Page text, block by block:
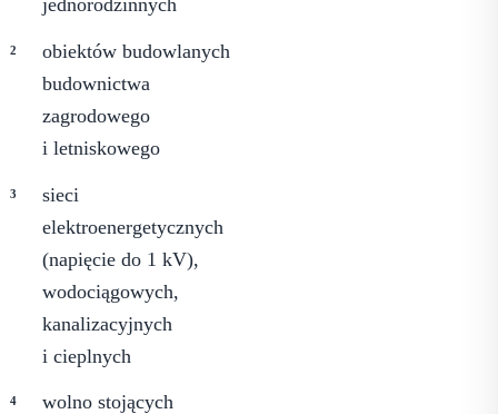
jednorodzinnych
obiektów budowlanych
budownictwa
zagrodowego
i letniskowego
sieci
elektroenergetycznych
(napięcie do 1 kV),
wodociągowych,
kanalizacyjnych
i cieplnych
wolno stojących